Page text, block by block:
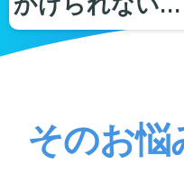
そのお悩